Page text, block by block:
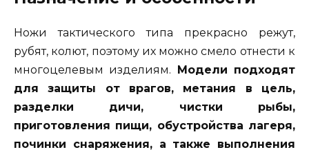
Ножи тактического типа прекрасно режут,
рубят, колют, поэтому их можно смело отнести к
многоцелевым изделиям.
Модели подходят
для защиты от врагов, метания в цель,
разделки дичи, чистки рыбы,
приготовления пищи, обустройства лагеря,
починки снаряжения, а также выполнения